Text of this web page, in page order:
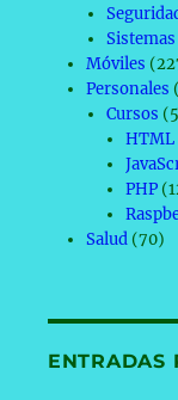
Móviles
Personales
Cursos
HTML
PHP
Salud (70)
ENTRADAS